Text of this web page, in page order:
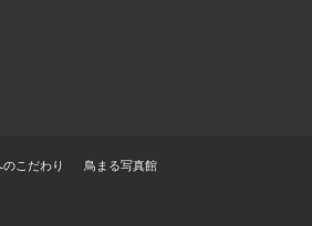
のこだわり
鳥まる写真館